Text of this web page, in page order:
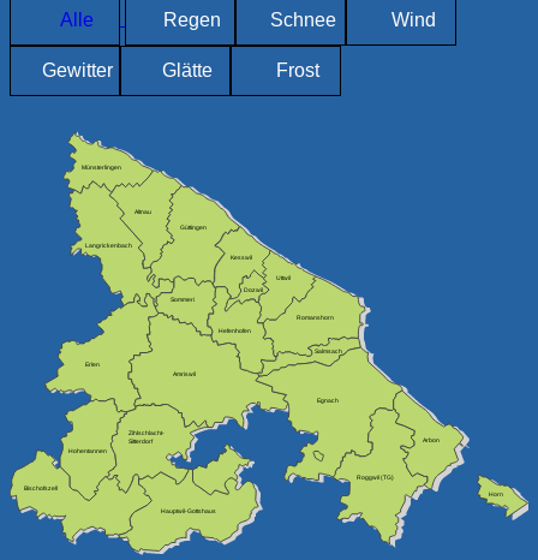
Alle Regen Schnee Wind
Gewitter Glätte Frost
Münsterlingen
Langrickenbach
Altnau
Güttingen
Kesswil
Dozwil
Uttwil
Romanshorn
Salmsach
Egnach
Arbon
Horn
Roggwil (TG)
Hauptwil-Gottshaus
Bischofszell
Hohentannen
Erlen
Amriswil
Hefenhofen
Sommeri
Zihlschlacht-
Sitterdorf